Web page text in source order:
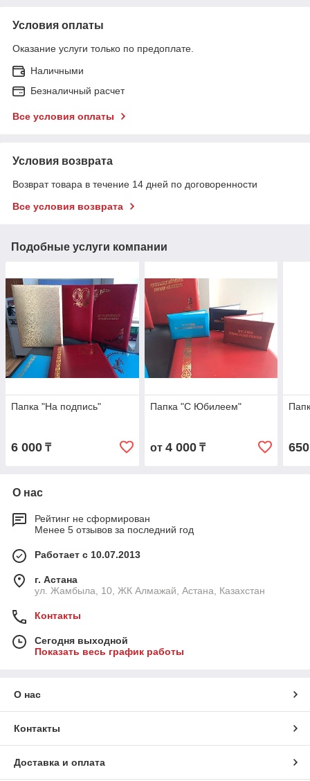
Условия оплаты
Оказание услуги только по предоплате.
Наличными
Безналичный расчет
Все условия оплаты
Условия возврата
Возврат товара в течение 14 дней по договоренности
Все условия возврата
Подобные услуги компании
Папка "На подпись"
6 000 ₸
Папка "С Юбилеем"
от 4 000₸ 650
О нас
Рейтинг не сформирован
Менее 5 отзывов за последний год
Работает с 10.07.2013
г. Астана
ул. Жамбыла, 10, ЖК Алмажай, Астана, Казахстан
Контакты
Сегодня выходной
Показать весь график работы
О нас
Контакты
Доставка и оплата